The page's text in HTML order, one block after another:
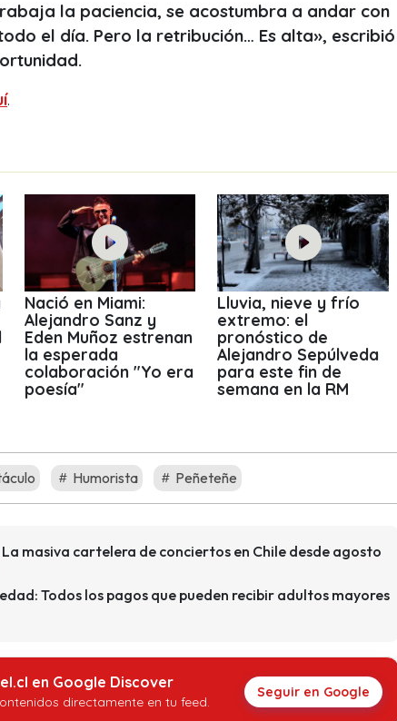
la paciencia, se acostumbra a andar con
el día. Pero la retribución… Es alta», escribió
.
Nació en Miami:
Alejandro Sanz y
Eden Muñoz estrenan
la esperada
colaboración "Yo era
poesía"
Lluvia, nieve y frío
extremo: el
pronóstico de
Alejandro Sepúlveda
para este fin de
semana en la RM
Humorista Peñeteñe
masiva cartelera de conciertos en Chile desde agosto
Todos los pagos que pueden recibir adultos mayores
en Google Discover
directamente en tu feed.
Seguir en Google